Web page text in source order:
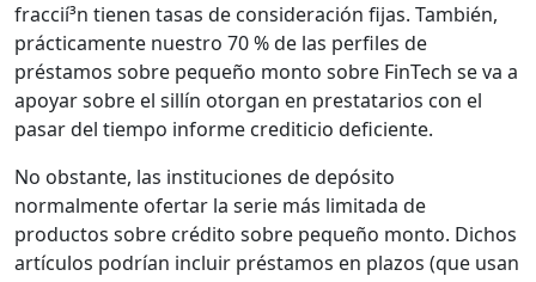
fraccií³n tienen tasas de consideración fijas. También,
prácticamente nuestro 70 % de las perfiles de
préstamos sobre pequeño monto sobre FinTech se va a
apoyar sobre el sillí­n otorgan en prestatarios con el
pasar del tiempo informe crediticio deficiente.
No obstante, las instituciones de depósito
normalmente ofertar la serie más limitada de
productos sobre crédito sobre pequeño monto. Dichos
artículos podrían incluir préstamos en plazos (que usan